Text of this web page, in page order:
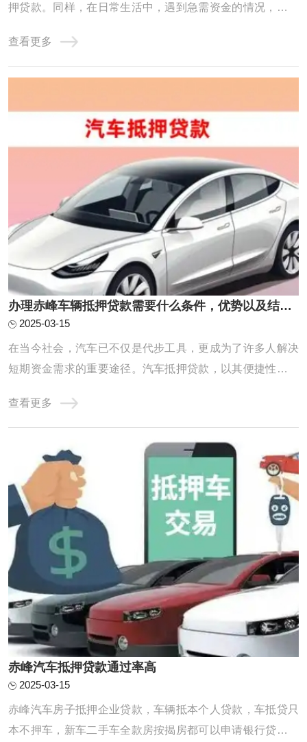
押贷款。同样，在日常生活中，遇到急需资金的情况，部分
所需资金。接下来，我们将深入探讨车辆抵押贷款的几种常
见方式。赤峰车辆抵押贷款的三种常见贷款方式人们生活水
查看更多
办理赤峰车辆抵押贷款需要什么条件，优势以及结清手续?
2025-03-15
在当今社会，汽车已不仅是代步工具，更成为了许多人解决
短期资金需求的重要途径。汽车抵押贷款，以其便捷性和灵
抵押贷款，究竟需要准备哪些手续，又需满足哪些条件呢？
本文将为你详细解读，助你轻松获得贷款。人总是有一时之
急，当有车一族急于用钱，就会想到赤峰车辆 ...
查看更多
赤峰汽车抵押贷款通过率高
2025-03-15
赤峰汽车房子抵押企业贷款，车辆抵本个人贷款，车抵贷只
本不押车，新车二手车全款房按揭房都可以申请银行贷款，